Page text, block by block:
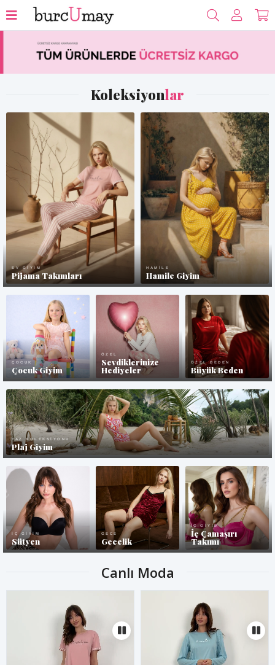
Koleksiyonlar
EV GIYIM
Pijama Takımları
HAMILE
Hamile Giyim
ÇOCUK
Çocuk Giyim
ÖZEL
Sevdiklerinize
Hediyeler
ÖZEL BEDEN
Büyük Beden
YAZ KOLEKSIYONU
Plaj Giyim
İÇ GIYIM
Sütyen
GECE
Gecelik
İÇ GIYIM
İç Çamaşırı
Takımı
Canlı Moda